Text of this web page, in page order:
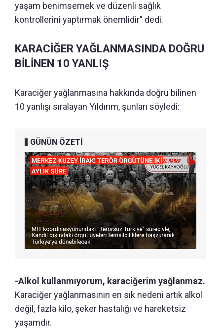
yaşam benimsemek ve düzenli sağlık
kontrollerini yaptırmak önemlidir" dedi.
KARACİĞER YAĞLANMASINDA DOĞRU
BİLİNEN 10 YANLIŞ
Karaciğer yağlanmasına hakkında doğru bilinen
10 yanlışı sıralayan Yıldırım, şunları söyledi:
GÜNÜN ÖZETİ
-Alkol kullanmıyorum, karaciğerim yağlanmaz.
Karaciğer yağlanmasının en sık nedeni artık alkol
değil, fazla kilo, şeker hastalığı ve hareketsiz
yaşamdır.